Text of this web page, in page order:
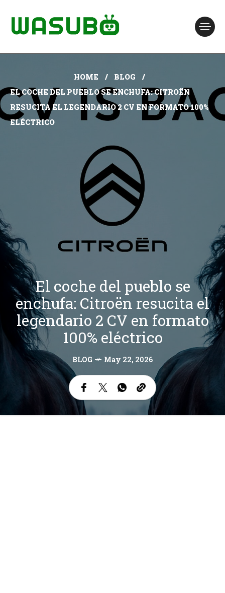
HOME
BLOG
EL COCHE DEL PUEBLO SE ENCHUFA: CITROËN
RESUCITA EL LEGENDARIO 2 CV EN FORMATO 100%
ELÉCTRICO
El coche del pueblo se
enchufa: Citroën resucita el
legendario 2 CV en formato
100% eléctrico
BLOG May 22, 2026